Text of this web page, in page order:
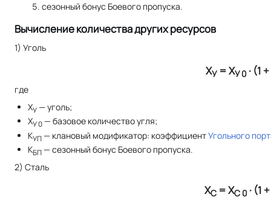
сезонный бонус Боевого пропуска.
Вычисление количества других ресурсов
1) Уголь
ХУ= ХУ 0· (1
где
XУ — уголь;
XУ 0 — базовое количество угля;
КУП — клановый модификатор: коэффициентУгольного
КБП — сезонный бонус Боевого пропуска.
2) Сталь
ХС= ХС 0· (1